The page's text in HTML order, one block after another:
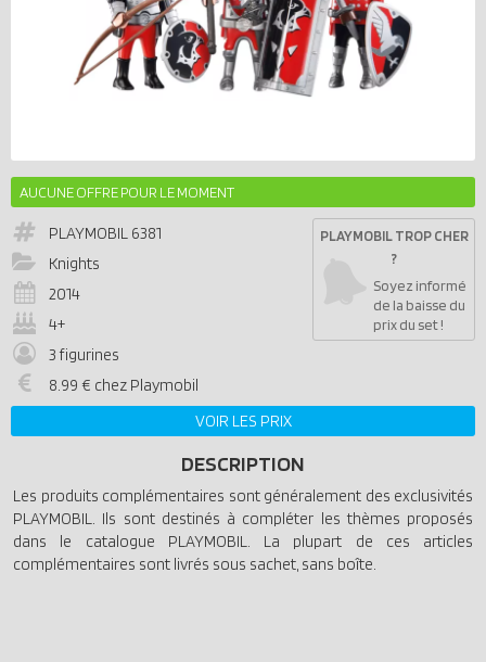
AUCUNE OFFRE POUR LE MOMENT
PLAYMOBIL 6381
Knights
2014
4+
3 figurines
8.99 € chez Playmobil
PLAYMOBIL TROP CHER
?
Soyez informé
de la baisse du
prix du set !
VOIR LES PRIX
DESCRIPTION
Les produits complémentaires sont généralement des exclusivités
PLAYMOBIL. Ils sont destinés à compléter les thèmes proposés
dans le catalogue PLAYMOBIL. La plupart de ces articles
complémentaires sont livrés sous sachet, sans boîte.